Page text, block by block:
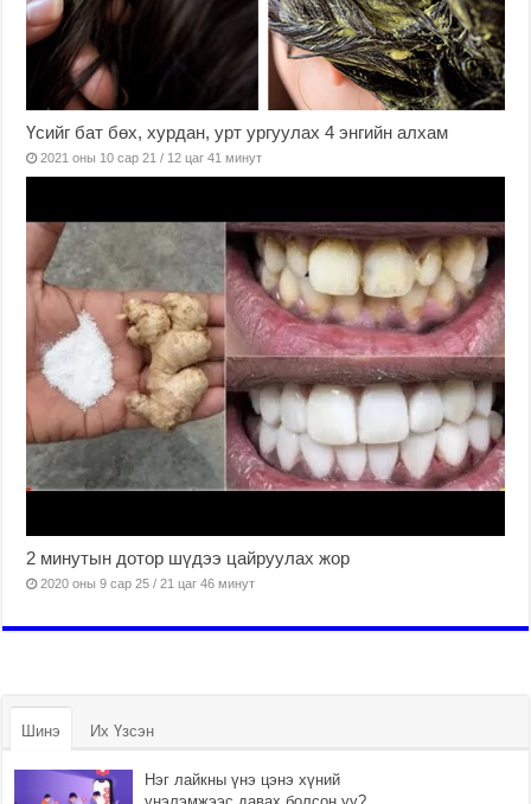
Үсийг бат бөх, хурдан, урт ургуулах 4 энгийн алхам
2021 оны 10 сар 21 / 12 цаг 41 минут
2 минутын дотор шүдээ цайруулах жор
2020 оны 9 сар 25 / 21 цаг 46 минут
Шинэ Их Үзсэн
Нэг лайкны үнэ цэнэ хүний